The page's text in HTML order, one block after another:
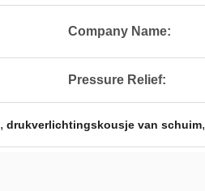
Company Name:
Pressure Relief:
, drukverlichtingskousje van schuim,